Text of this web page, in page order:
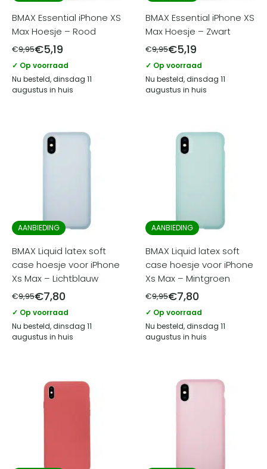
BMAX Essential iPhone XS
Max Hoesje – Rood
€9,95€5,19
✓ Op voorraad
Nu besteld, dinsdag 11
augustus in huis
BMAX Essential iPhone XS
Max Hoesje – Zwart
€9,95€5,19
✓ Op voorraad
Nu besteld, dinsdag 11
augustus in huis
AANBIEDING
BMAX Liquid latex soft
case hoesje voor iPhone
Xs Max – Lichtblauw
€9,95€7,80
✓ Op voorraad
Nu besteld, dinsdag 11
augustus in huis
AANBIEDING
BMAX Liquid latex soft
case hoesje voor iPhone
Xs Max – Mintgroen
€9,95€7,80
✓ Op voorraad
Nu besteld, dinsdag 11
augustus in huis